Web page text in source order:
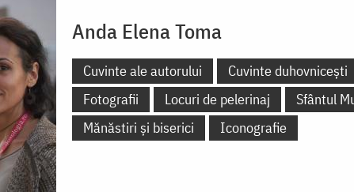
Anda Elena Toma
Cuvinte ale autorului Cuvinte duhovnicești
Fotografii
Locuri de pelerinaj
Sfântul
Mănăstiri și biserici
Iconografie